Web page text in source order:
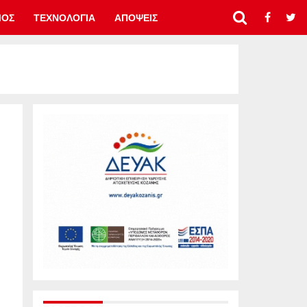
ΤΕΧΝΟΛΟΓΙΑ ΑΠΟΨΕΙΣ